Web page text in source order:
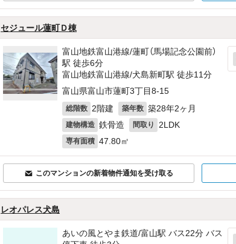
セジュール蓮町Ｄ棟
富山地鉄富山港線/蓮町（馬場記念公園前）
駅 徒歩6分
富山地鉄富山港線/犬島新町駅 徒歩11分
富山県富山市蓮町3丁目8-15
総階数 2階建 築年数 築28年2ヶ月
建物構造 鉄骨造 間取り 2LDK
専有面積 47.80㎡
このマンションの新着物件通知を受け取る
レオパレス犬島
あいの風とやま鉄道/富山駅 バス22分 バス